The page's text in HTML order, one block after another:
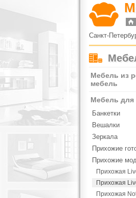
Санкт-
Мебель из
мебель
Мебель для
Банкетки
Вешалки
Зеркала
Прихожие
Прихожие
Прихожая
Прихожая
Прихожая